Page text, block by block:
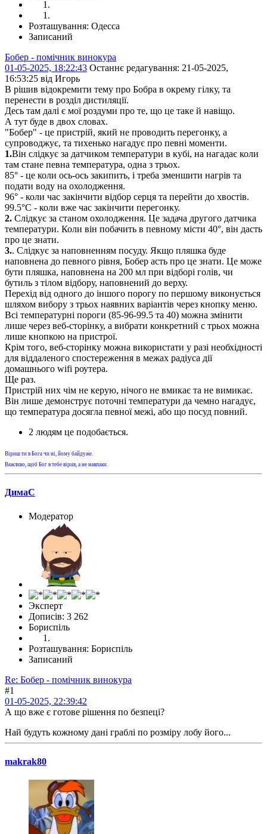
Розташування: Одесса
Записаний
Бобер - помічник винокура
01-05-2025, 18:22:43 Останнє редагування: 21-05-2025,
16:53:25 від Игорь
В рішив відокремити тему про Бобра в окрему гілку, та
перенести в розділ дистиляції.
Десь там далі є мої роздуми про те, що це таке й навіщо.
А тут буде в двох словах.
"Бобер" - це пристрій, який не проводить перегонку, а
супроводжує, та тихенько нагадує про певні моменти.
1.Він слідкує за датчиком температури в кубі, на нагадає коли
там стане певна температура, одна з трьох.
85° - це коли ось-ось закипить, і треба зменшити нагрів та
подати воду на охолодження.
96° - коли час закінчити відбор серця та перейти до хвостів.
99.5°С - коли вже час закінчити перегонку.
2. Слідкує за станом охолодження. Це задача другого датчика
температури. Коли він побачить в певному місти 40°, він дасть
про це знати.
3.. Слідкує за наповненням посуду. Якщо пляшка буде
наповнена до певного рівня, Бобер асть про це знати. Це може
бути пляшка, наповнена на 200 мл при відборі голів, чи
бутиль з тілом відбору, наповнений до верху.
Перехід від одного до іншого порогу по першому виконується
шляхом вибору з трьох наявних варіантів через кнопку меню.
Всі температурні пороги (85-96-99.5 та 40) можна змінити
лише через веб-сторінку, а вибрати конкретний с трьох можна
лише кнопкою на пристрої.
Крім того, веб-сторінку можна використати у разі необхідності
для віддаленого спостереження в межах радіуса дії
домашнього wifi роутера.
Ще раз.
Пристрій них чім не керую, нічого не вмикає та не вимикає.
Він лише демонструє поточні температури да чемно нагадує,
що температура досягла певної межі, або що посуд повний.
2 людям це подобається.
Віриш ти в Бога чи ні, йому байдуже.
Важливо, щоб Бог в тебе вірив, а не навпаки.
ДимаС
Модератор
Эксперт
Дописів: 3 262
Бориспіль
Розташування: Бориспіль
Записаний
Re: Бобер - помічник винокура
#1
01-05-2025, 22:39:42
А що вже є готове рішення по безпеці?
Най будуть кожному дані граблі по розміру лобу його...
makrak80